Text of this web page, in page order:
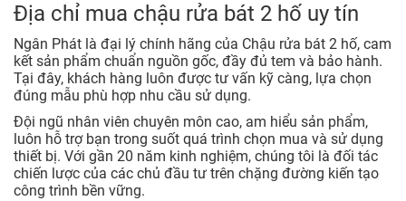
Địa chỉ mua chậu rửa bát 2 hố uy tín
Ngân Phát là đại lý chính hãng của Chậu rửa bát 2 hố, cam
kết sản phẩm chuẩn nguồn gốc, đầy đủ tem và bảo hành.
Tại đây, khách hàng luôn được tư vấn kỹ càng, lựa chọn
đúng mẫu phù hợp nhu cầu sử dụng.
Đội ngũ nhân viên chuyên môn cao, am hiểu sản phẩm,
luôn hỗ trợ bạn trong suốt quá trình chọn mua và sử dụng
thiết bị. Với gần 20 năm kinh nghiệm, chúng tôi là đối tác
chiến lược của các chủ đầu tư trên chặng đường kiến tạo
công trình bền vững.